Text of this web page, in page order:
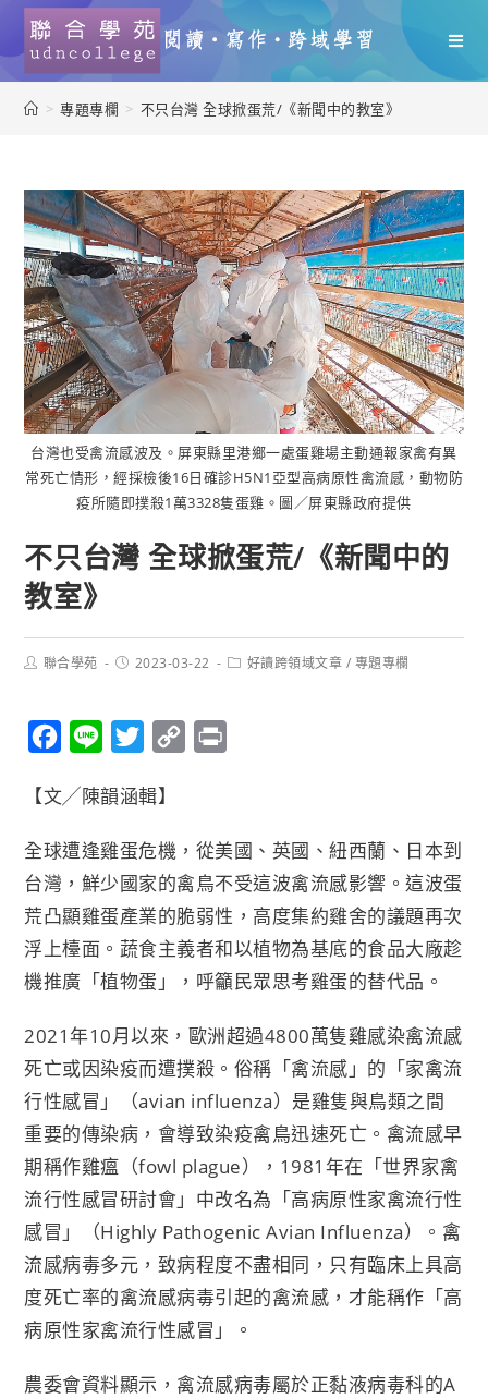
> 專題專欄 > 不只台灣 全球掀蛋荒/《新聞中的教室》
台灣也受禽流感波及。屏東縣里港鄉一處蛋雞場主動通報家禽有異
常死亡情形，經採檢後16日確診H5N1亞型高病原性禽流感，動物防
疫所隨即撲殺1萬3328隻蛋雞。圖／屏東縣政府提供
不只台灣 全球掀蛋荒/《新聞中的
教室》
聯合學苑 2023-03-22 好讀跨領域文章 / 專題專欄
c
b
o
k
n
i
t
e
r
i
k
t
【文╱陳韻涵輯】
全球遭逢雞蛋危機，從美國、英國、紐西蘭、日本到
台灣，鮮少國家的禽鳥不受這波禽流感影響。這波蛋
荒凸顯雞蛋產業的脆弱性，高度集約雞舍的議題再次
浮上檯面。蔬食主義者和以植物為基底的食品大廠趁
機推廣「植物蛋」，呼籲民眾思考雞蛋的替代品。
2021年10月以來，歐洲超過4800萬隻雞感染禽流感
死亡或因染疫而遭撲殺。俗稱「禽流感」的「家禽流
行性感冒」（avian influenza）是雞隻與鳥類之間
重要的傳染病，會導致染疫禽鳥迅速死亡。禽流感早
期稱作雞瘟（fowl plague），1981年在「世界家禽
流行性感冒研討會」中改名為「高病原性家禽流行性
感冒」（Highly Pathogenic Avian Influenza）。禽
流感病毒多元，致病程度不盡相同，只有臨床上具高
度死亡率的禽流感病毒引起的禽流感，才能稱作「高
病原性家禽流行性感冒」。
農委會資料顯示，禽流感病毒屬於正黏液病毒科的A